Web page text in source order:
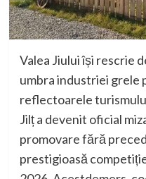
Valea Jiuluiîși rescrie
umbraindustriei grele
reflectoarele
Jilț a devenit oficial
promovare fără
prestigioasă